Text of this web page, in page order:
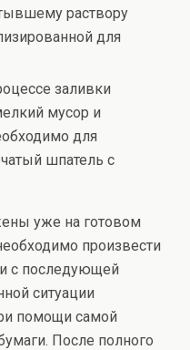
раствору
для
заливки
мусор и
для
шпатель с
уже на готовом
произвести
с последующей
ситуации
помощи самой
После полного